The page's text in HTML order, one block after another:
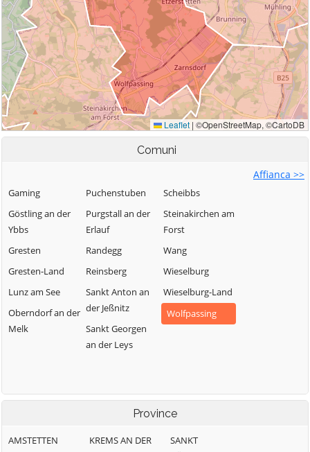
Comuni
Affianca >>
Gaming
Göstling an der
Ybbs
Gresten
Gresten-Land
Lunz am See
Oberndorf an der
Melk
Puchenstuben
Purgstall an der
Erlauf
Randegg
Reinsberg
Sankt Anton an
der Jeßnitz
Sankt Georgen
an der Leys
Scheibbs
Steinakirchen am
Forst
Wang
Wieselburg
Wieselburg-Land
Wolfpassing
Province
AMSTETTEN
KREMS AN DER
SANKT